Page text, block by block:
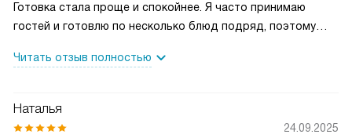
Готовка стала проще и спокойнее. Я часто принимаю
гостей и готовлю по несколько блюд подряд, поэтому
одновременно стильной и практичной. Серое стекло
очищается после жарки. Встраиваемая вытяжка
справляется с запахами: даже после жарки рыбы в
Читать отзыв полностью
Наталья
24.09.2025